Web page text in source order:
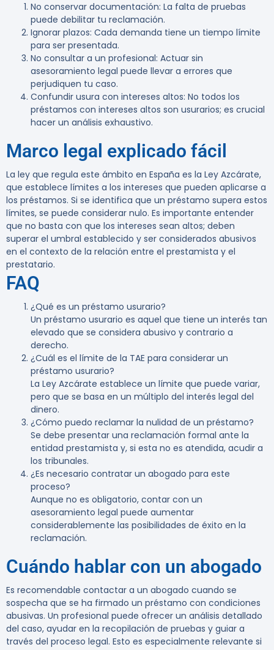
No conservar documentación: La falta de pruebas
puede debilitar tu reclamación.
Ignorar plazos: Cada demanda tiene un tiempo límite
para ser presentada.
No consultar a un profesional: Actuar sin
asesoramiento legal puede llevar a errores que
perjudiquen tu caso.
Confundir usura con intereses altos: No todos los
préstamos con intereses altos son usurarios; es crucial
hacer un análisis exhaustivo.
Marco legal explicado fácil
La ley que regula este ámbito en España es la Ley Azcárate,
que establece límites a los intereses que pueden aplicarse a
los préstamos. Si se identifica que un préstamo supera estos
límites, se puede considerar nulo. Es importante entender
que no basta con que los intereses sean altos; deben
superar el umbral establecido y ser considerados abusivos
en el contexto de la relación entre el prestamista y el
prestatario.
FAQ
¿Qué es un préstamo usurario?
Un préstamo usurario es aquel que tiene un interés tan
elevado que se considera abusivo y contrario a
derecho.
¿Cuál es el límite de la TAE para considerar un
préstamo usurario?
La Ley Azcárate establece un límite que puede variar,
pero que se basa en un múltiplo del interés legal del
dinero.
¿Cómo puedo reclamar la nulidad de un préstamo?
Se debe presentar una reclamación formal ante la
entidad prestamista y, si esta no es atendida, acudir a
los tribunales.
¿Es necesario contratar un abogado para este
proceso?
Aunque no es obligatorio, contar con un
asesoramiento legal puede aumentar
considerablemente las posibilidades de éxito en la
reclamación.
Cuándo hablar con un abogado
Es recomendable contactar a un abogado cuando se
sospecha que se ha firmado un préstamo con condiciones
abusivas. Un profesional puede ofrecer un análisis detallado
del caso, ayudar en la recopilación de pruebas y guiar a
través del proceso legal. Esto es especialmente relevante si